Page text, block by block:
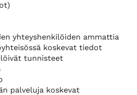
yhteyshenkilöiden ammattia
koskevat tiedot
tunnisteet
palveluja koskevat